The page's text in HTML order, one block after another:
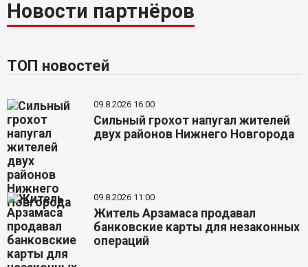
Новости партнёров
ТОП новостей
09.8.2026 16:00
Сильный грохот напугал жителей
двух районов Нижнего Новгорода
09.8.2026 11:00
Житель Арзамаса продавал
банковские карты для незаконных
операций